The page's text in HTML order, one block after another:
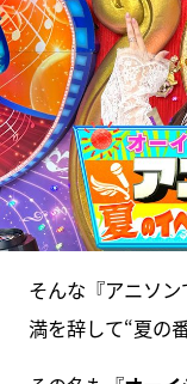
そんな『アニソ
満を辞して“夏の